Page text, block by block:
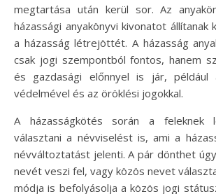
megtartása után kerül sor. Az
házassági anyakönyvi kivonatot állítanak
a házasság létrejöttét. A házasság
csak jogi szempontból fontos, hanem
és gazdasági előnnyel is jár, például
védelmével és az öröklési jogokkal.
A házasságkötés során a feleknek
választani a névviselést is, ami a
névváltoztatást jelenti. A pár dönthet
nevét veszi fel, vagy közös nevet
módja is befolyásolja a közös jogi